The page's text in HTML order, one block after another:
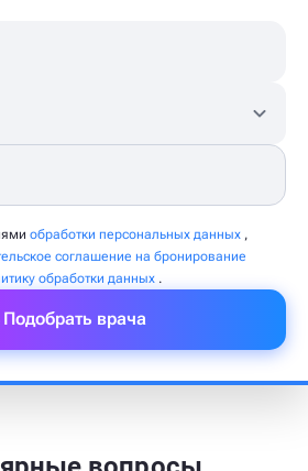
обработки персональных данных ,
соглашение на бронирование
обработки данных .
Подобрать врача